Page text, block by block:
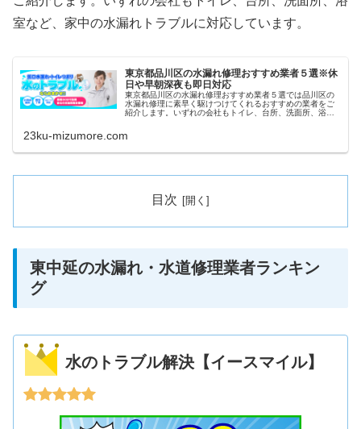
室など、家中の水漏れトラブルに対応しています。
東京都品川区の水漏れ修理おすすめ業者５選※休
日や早朝深夜も即日対応
東京都品川区の水漏れ修理おすすめ業者５選では品川区の
水漏れ修理に素早く駆けつけてくれるおすすめの業者をご
紹介します。いずれの会社もトイレ、台所、洗面所、浴室
23ku-mizumore.com
目次
東中延の水漏れ・水道修理業者ランキン
グ
水のトラブル解決【イースマイル】